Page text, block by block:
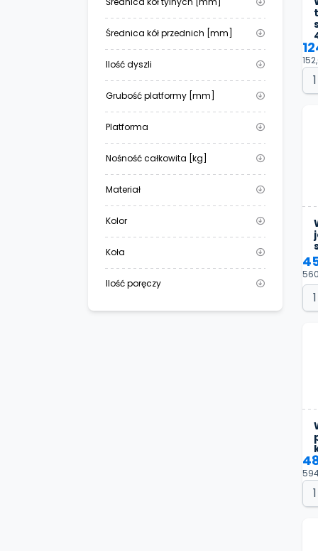
Średnica kół przednich [mm]
Ilość dyszli
Grubość platformy [mm]
Platforma
Nośność całkowita [kg]
Materiał
Kolor
Koła
Ilość poręczy